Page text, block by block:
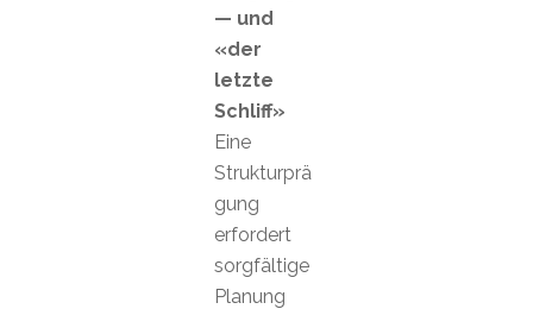
— und
«der
letzte
Schliff»
Eine
Strukturprä
gung
erfordert
sorgfältige
Planung